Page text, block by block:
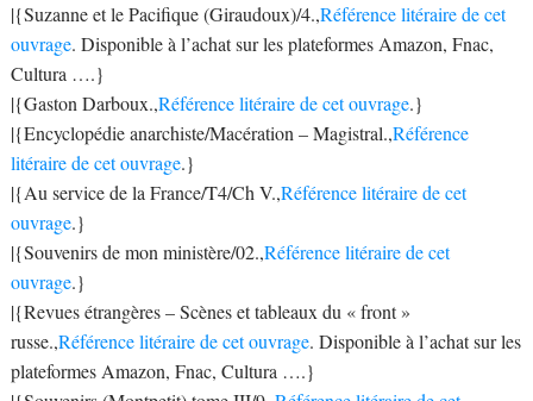
|{Suzanne et le Pacifique (Giraudoux)/4.,Référence litéraire de cet
ouvrage. Disponible à l’achat sur les plateformes Amazon, Fnac,
Cultura ….}
|{Gaston Darboux.,Référence litéraire de cet ouvrage.}
|{Encyclopédie anarchiste/Macération – Magistral.,Référence
litéraire de cet ouvrage.}
|{Au service de la France/T4/Ch V.,Référence litéraire de cet
ouvrage.}
|{Souvenirs de mon ministère/02.,Référence litéraire de cet
ouvrage.}
|{Revues étrangères – Scènes et tableaux du « front »
russe.,Référence litéraire de cet ouvrage. Disponible à l’achat sur les
plateformes Amazon, Fnac, Cultura ….}